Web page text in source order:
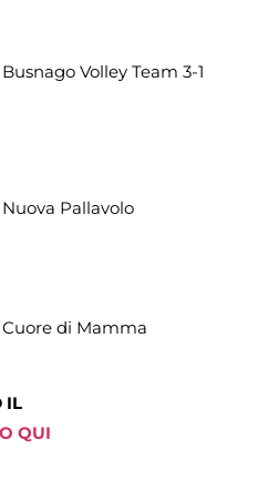
Busnago Volley Team 3-1
Nuova Pallavolo
Cuore di Mamma
IL
QUI